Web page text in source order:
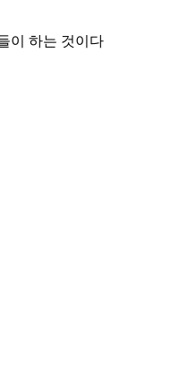
이 하는 것이다